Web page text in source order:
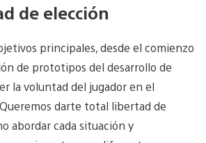
de elección
principales, desde el comienzo
de prototipos del desarrollo de
la voluntad del jugador en el
darte total libertad de
abordar cada situación y